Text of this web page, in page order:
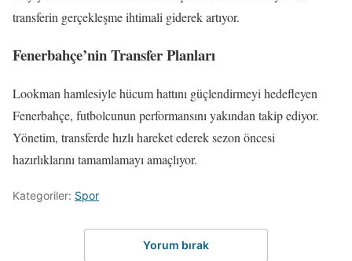
transferin gerçekleşme ihtimali giderek artıyor.
Fenerbahçe’nin Transfer Planları
Lookman hamlesiyle hücum hattını güçlendirmeyi hedefleyen
Fenerbahçe, futbolcunun performansını yakından takip ediyor.
Yönetim, transferde hızlı hareket ederek sezon öncesi
hazırlıklarını tamamlamayı amaçlıyor.
Kategoriler: Spor
Yorum bırak